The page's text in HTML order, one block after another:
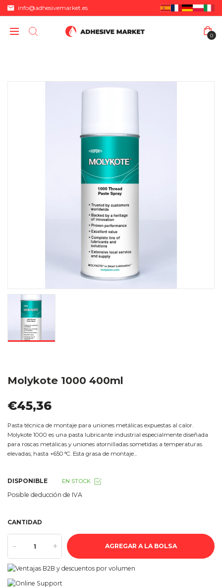
info@adhesivemarket.es
0
Molykote 1000 400ml
€45,36
Pasta técnica de montaje para uniones metálicas expuestas al calor.
Molykote 1000 es una pasta lubricante industrial especialmente diseñada
para roscas metálicas y uniones atornilladas sometidas a temperaturas
elevadas, hasta +650 °C. Esta grasa de montaje...
DISPONIBLE EN STOCK
Posible deducción de IVA
CANTIDAD
- + AGREGAR A LA BOLSA